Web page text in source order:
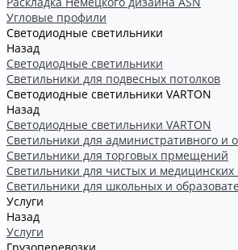
Угловые профили
Светодиодные светильники
Назад
Светодиодные светильники
Светильники для подвесных потолков
Светодиодные светильники VARTON
Назад
Светодиодные светильники VARTON
Светильники для административного и
Светильники для торговых прмещений
Светильники для чистых и
Светильники для школьных и
Услуги
Назад
Услуги